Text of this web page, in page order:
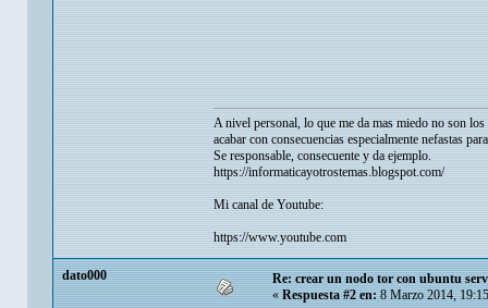
A nivel personal, lo que me da mas miedo no son
acabar con consecuencias especialmente nefastas
Se responsable, consecuente y da ejemplo.
https://informaticayotrostemas.blogspot.com/
Mi canal de Youtube:
https://www.youtube.com
dato000
Re: crear un nodo tor con ubuntu
«Respuesta #2 en:8 Marzo 2014,